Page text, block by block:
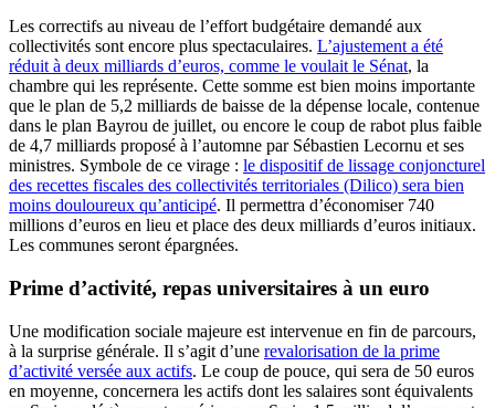
Les correctifs au niveau de l’effort budgétaire demandé aux
collectivités sont encore plus spectaculaires. L’ajustement a été
réduit à deux milliards d’euros, comme le voulait le Sénat, la
chambre qui les représente. Cette somme est bien moins importante
que le plan de 5,2 milliards de baisse de la dépense locale, contenue
dans le plan Bayrou de juillet, ou encore le coup de rabot plus faible
de 4,7 milliards proposé à l’automne par Sébastien Lecornu et ses
ministres. Symbole de ce virage : le dispositif de lissage conjoncturel
des recettes fiscales des collectivités territoriales (Dilico) sera bien
moins douloureux qu’anticipé. Il permettra d’économiser 740
millions d’euros en lieu et place des deux milliards d’euros initiaux.
Les communes seront épargnées.
Prime d’activité, repas universitaires à un euro
Une modification sociale majeure est intervenue en fin de parcours,
à la surprise générale. Il s’agit d’une revalorisation de la prime
d’activité versée aux actifs. Le coup de pouce, qui sera de 50 euros
en moyenne, concernera les actifs dont les salaires sont équivalents